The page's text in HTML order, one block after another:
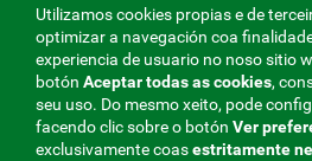
Portal do
Portal do
Recuncho de
Recuncho de
Utilizamos cookies propias e de
optimizar a navegación coa
experiencia de usuario no noso sitio
botón Aceptar todas as cookies,
seu uso. Do mesmo xeito, pode
facendo clic sobre o botón Ver
exclusivamente coasestritamente